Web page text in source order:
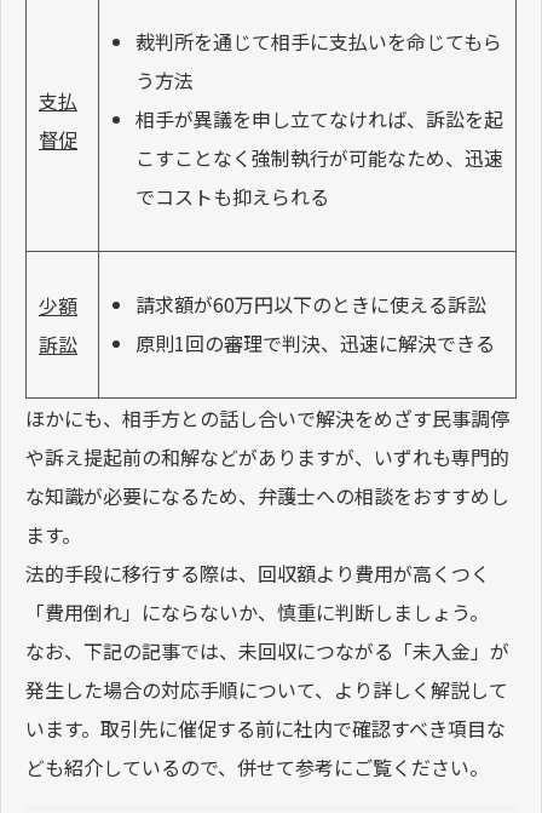
支払
督促
裁判所を通じて相手に支払いを命じてもら
う方法
相手が異議を申し立てなければ、訴訟を起
こすことなく強制執行が可能なため、迅速
でコストも抑えられる
少額
訴訟
請求額が60万円以下のときに使える訴訟
原則1回の審理で判決、迅速に解決できる
ほかにも、相手方との話し合いで解決をめざす民事調停
や訴え提起前の和解などがありますが、いずれも専門的
な知識が必要になるため、弁護士への相談をおすすめし
ます。
法的手段に移行する際は、回収額より費用が高くつく
「費用倒れ」にならないか、慎重に判断しましょう。
なお、下記の記事では、未回収につながる「未入金」が
発生した場合の対応手順について、より詳しく解説して
います。取引先に催促する前に社内で確認すべき項目な
ども紹介しているので、併せて参考にご覧ください。